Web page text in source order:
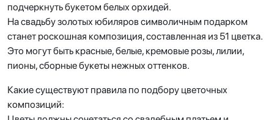
подчеркнуть букетом белых орхидей.
На свадьбу золотых юбиляров символичным подарком
станет роскошная композиция, составленная из 51 цветка.
Это могут быть красные, белые, кремовые розы, лилии,
пионы, сборные букеты нежных оттенков.
Какие существуют правила по подбору цветочных
композиций: